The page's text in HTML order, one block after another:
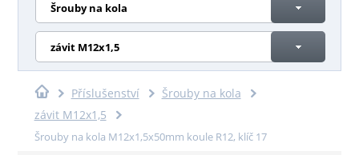
Šrouby na kola
závit M12x1,5
Příslušenství
Šrouby na kola
závit M12x1,5
Šrouby na kola M12x1,5x50mm koule R12, klíč 17